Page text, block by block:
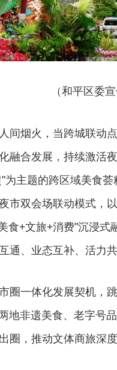
（和平区委
间烟火，当跨城联动
融合发展，持续激活
为主题的跨区域美食
市双会场联动模式，
食+文旅+消费”沉浸
通、业态互补、活力共
圈一体化发展契机，
地非遗美食、老字号
圈，推动文体商旅深